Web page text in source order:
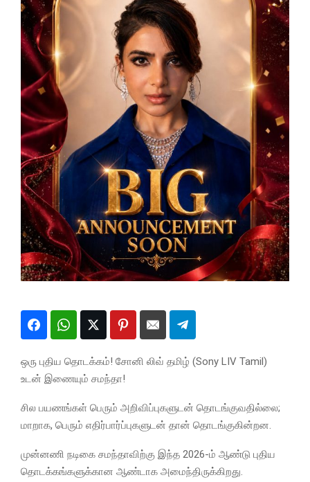
ஒரு புதிய தொடக்கம்! சோனி லிவ் தமிழ் (Sony LIV Tamil)
உடன் இணையும் சமந்தா!
சில பயணங்கள் பெரும் அறிவிப்புகளுடன் தொடங்குவதில்லை;
மாறாக, பெரும் எதிர்பார்ப்புகளுடன் தான் தொடங்குகின்றன.
முன்னணி நடிகை சமந்தாவிற்கு இந்த 2026-ம் ஆண்டு புதிய
தொடக்கங்களுக்கான ஆண்டாக அமைந்திருக்கிறது.